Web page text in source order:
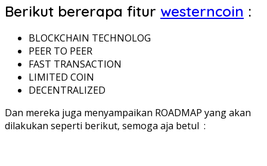
Berikut bererapa fitur westerncoin :
BLOCKCHAIN TECHNOLOG
PEER TO PEER
FAST TRANSACTION
LIMITED COIN
DECENTRALIZED
Dan mereka juga menyampaikan ROADMAP yang akan
dilakukan seperti berikut, semoga aja betul :